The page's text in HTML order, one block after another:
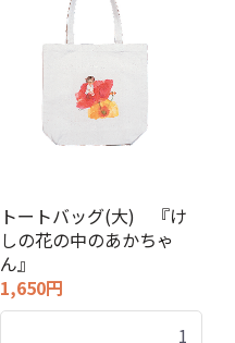
トートバッグ(大) 『け
しの花の中のあかちゃ
ん』
1,650円